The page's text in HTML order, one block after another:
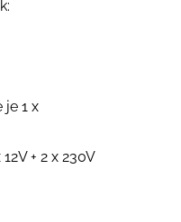
1 x
+ 2 x 230V